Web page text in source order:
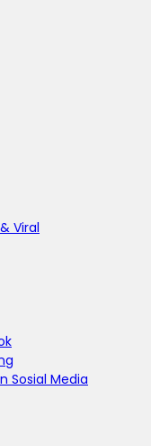
Viral
Sosial Media